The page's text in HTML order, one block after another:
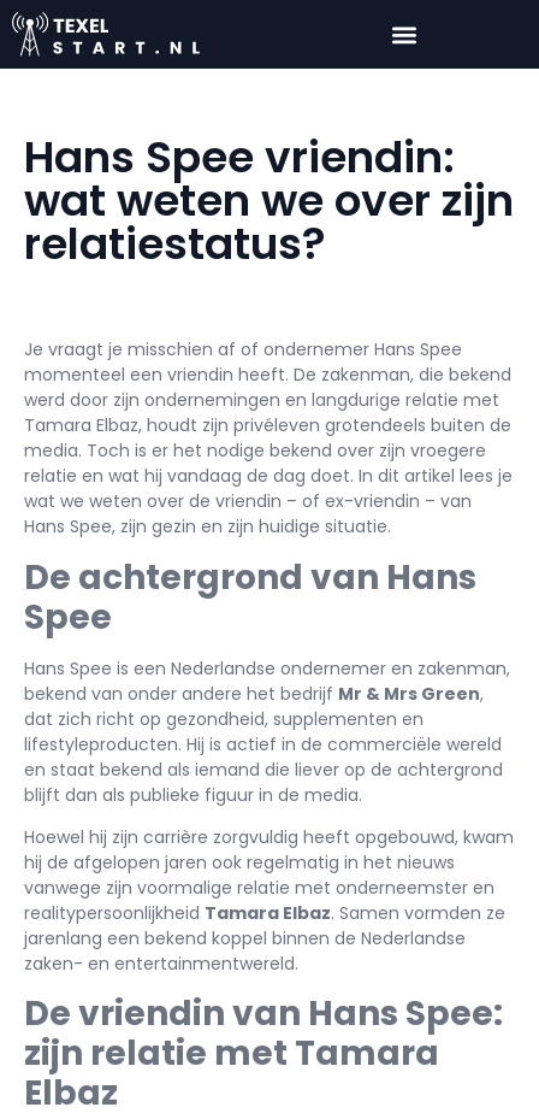
Hans Spee vriendin:
wat weten we over zijn
relatiestatus?
Je vraagt je misschien af of ondernemer Hans Spee
momenteel een vriendin heeft. De zakenman, die bekend
werd door zijn ondernemingen en langdurige relatie met
Tamara Elbaz, houdt zijn privéleven grotendeels buiten de
media. Toch is er het nodige bekend over zijn vroegere
relatie en wat hij vandaag de dag doet. In dit artikel lees je
wat we weten over de vriendin – of ex-vriendin – van
Hans Spee, zijn gezin en zijn huidige situatie.
De achtergrond van Hans
Spee
Hans Spee is een Nederlandse ondernemer en zakenman,
bekend van onder andere het bedrijf Mr & Mrs Green,
dat zich richt op gezondheid, supplementen en
lifestyleproducten. Hij is actief in de commerciële wereld
en staat bekend als iemand die liever op de achtergrond
blijft dan als publieke figuur in de media.
Hoewel hij zijn carrière zorgvuldig heeft opgebouwd, kwam
hij de afgelopen jaren ook regelmatig in het nieuws
vanwege zijn voormalige relatie met onderneemster en
realitypersoonlijkheid Tamara Elbaz. Samen vormden ze
jarenlang een bekend koppel binnen de Nederlandse
zaken- en entertainmentwereld.
De vriendin van Hans Spee:
zijn relatie met Tamara
Elbaz